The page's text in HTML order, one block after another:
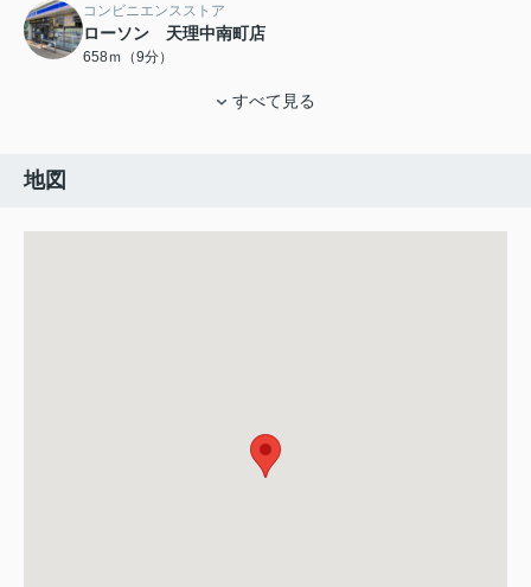
コンビニエンスストア
ローソン 天理中南町店
658ｍ（9分）
すべて見る
地図